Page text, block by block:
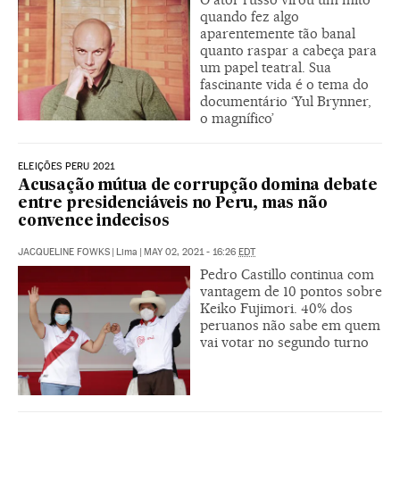
quando fez algo
aparentemente tão banal
quanto raspar a cabeça para
um papel teatral. Sua
fascinante vida é o tema do
documentário ‘Yul Brynner,
o magnífico’
ELEIÇÕES PERU 2021
Acusação mútua de corrupção domina debate
entre presidenciáveis no Peru, mas não
convence indecisos
JACQUELINE FOWKS Lima MAY 02, 2021 - 16:26 EDT
Pedro Castillo continua com
vantagem de 10 pontos sobre
Keiko Fujimori. 40% dos
peruanos não sabe em quem
vai votar no segundo turno